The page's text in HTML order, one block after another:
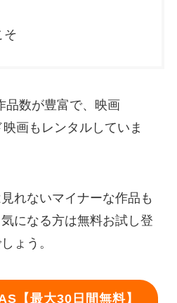
そ
品数が豊富で、映画
映画もレンタルしていま
れないマイナーな作品も
になる方は無料お試し登
ょう。
【最大30日間無料】